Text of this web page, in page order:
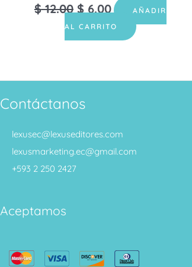
$12.00 $ 6.00
AÑADIR
AL CARRITO
Contáctanos
lexusec@lexuseditores.com
lexusmarketing.ec@gmail.com
+593 2 250 2427
Aceptamos